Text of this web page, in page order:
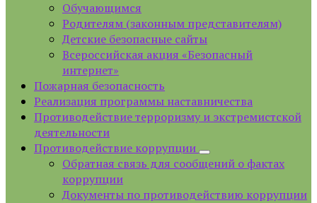
Обучающимся
Родителям (законным представителям)
Детские безопасные сайты
Всероссийская акция «Безопасный
интернет»
Пожарная безопасность
Реализация программы наставничества
Противодействие терроризму и экстремистской
деятельности
Противодействие коррупции
Обратная связь для сообщений о фактах
коррупции
Документы по противодействию коррупции